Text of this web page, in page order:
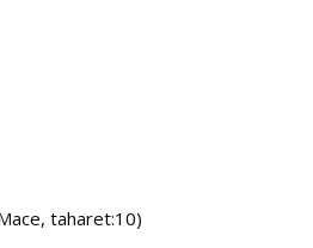
taharet:10)